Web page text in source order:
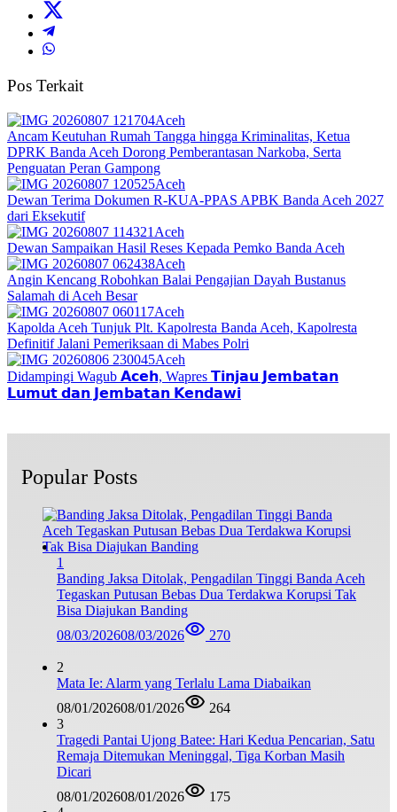
Pos Terkait
Aceh
Ancam Keutuhan Rumah Tangga hingga Kriminalitas, Ketua
DPRK Banda Aceh Dorong Pemberantasan Narkoba, Serta
Penguatan Peran Gampong
Aceh
Dewan Terima Dokumen R-KUA-PPAS APBK Banda Aceh 2027
dari Eksekutif
Aceh
Dewan Sampaikan Hasil Reses Kepada Pemko Banda Aceh
Aceh
Angin Kencang Robohkan Balai Pengajian Dayah Bustanus
Salamah di Aceh Besar
Aceh
Kapolda Aceh Tunjuk Plt. Kapolresta Banda Aceh, Kapolresta
Definitif Jalani Pemeriksaan di Mabes Polri
Aceh
Didampingi Wagub 𝗔𝗰𝗲𝗵, Wapres 𝗧𝗶𝗻𝗷𝗮𝘂 𝗝𝗲𝗺𝗯𝗮𝘁𝗮𝗻
𝗟𝘂𝗺𝘂𝘁 𝗱𝗮𝗻 𝗝𝗲𝗺𝗯𝗮𝘁𝗮𝗻 𝗞𝗲𝗻𝗱𝗮𝘄𝗶
Popular Posts
1
Banding Jaksa Ditolak, Pengadilan Tinggi Banda Aceh
Tegaskan Putusan Bebas Dua Terdakwa Korupsi Tak
Bisa Diajukan Banding
08/03/202608/03/2026 270
2
Mata Ie: Alarm yang Terlalu Lama Diabaikan
08/01/202608/01/2026
264
3
Tragedi Pantai Ujong Batee: Hari Kedua Pencarian, Satu
Remaja Ditemukan Meninggal, Tiga Korban Masih
Dicari
08/01/202608/01/2026
175